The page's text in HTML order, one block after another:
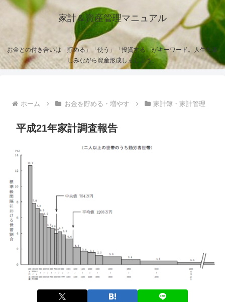
家計＆資産管理マニュアル
お金との付き合いは「貯める」「使う」「投資する」がキーワード。人生を楽
しみながら資産形成しましょう。
ホーム お金を貯める・増やす 家計簿・家計管理
平成21年家計調査報告